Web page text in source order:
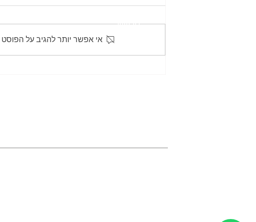
אי אפשר יותר להגיב על
גירושין
גישור לגירושין